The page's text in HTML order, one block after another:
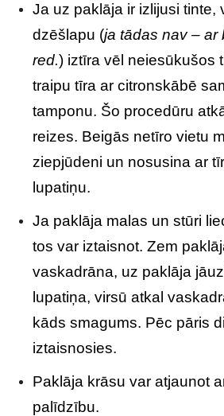
Ja uz paklāja ir izlijusi tinte,
dzēšlapu (ja tādas nav – ar
red.) iztīra vēl neiesūkušos
traipu tīra ar citronskābē
tamponu. Šo procedūru
reizes. Beigās netīro vietu
ziepjūdeni un nosusina ar
lupatiņu.
Ja paklāja malas un stūri
tos var iztaisnot. Zem
vaskadrāna, uz paklāja
lupatiņa, virsū atkal
kāds smagums. Pēc pāris
iztaisnosies.
Paklāja krāsu var atjaunot
palīdzību.